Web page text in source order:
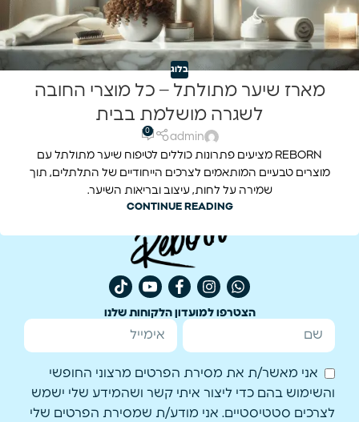
בלוג
מארז שיער מתולתל – כל מוצרי החובה
לשגרה מושלמת בבית
admin
0
REBORN מציעים פתרונות כוללים לטיפוח שיער מתולתל עם
מוצרים טבעיים המותאמים לצרכים הייחודיים של התלתלים, תוך
שמירה על לחות, עיצוב ובריאות השיער.
CONTINUE READING
הצטרפו למועדון הלקוחות שלנו
אני מאשר/ת את מסירת הפרטים מרצוני החופשי
והשימוש בהם כדי ליצור איתי קשר ושהמידע שלי ישמש
לצרכים סטטיסטיים. אני מודע/ת שמסירת הפרטים שלי